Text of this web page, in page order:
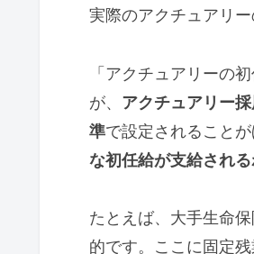
実際のアクチュアリ
「アクチュアリーの
が、 アクチュアリー
準で設定されることが
な初任給が支給される
たとえば、大手生命
的です。ここに固定